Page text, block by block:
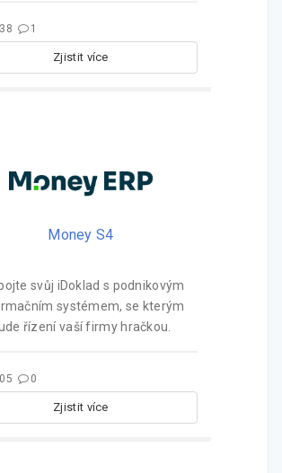
1
Zjistit více
Money S4
svůj iDoklad s podnikovým
systémem, se kterým
řízení vaší firmy hračkou.
0
Zjistit více